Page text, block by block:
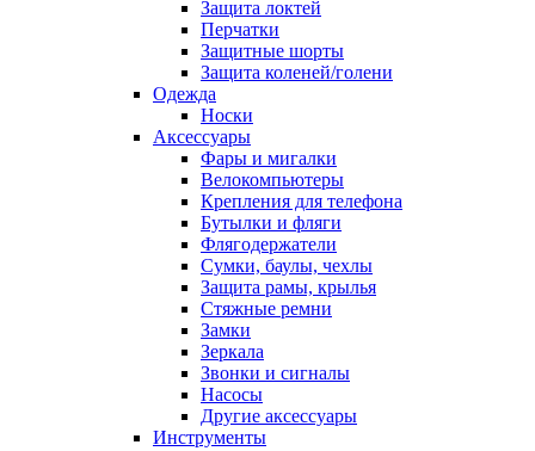
Защита локтей
Перчатки
Защитные шорты
Защита коленей/голени
Одежда
Носки
Аксессуары
Фары и мигалки
Велокомпьютеры
Крепления для телефона
Бутылки и фляги
Флягодержатели
Сумки, баулы, чехлы
Защита рамы, крылья
Стяжные ремни
Замки
Зеркала
Звонки и сигналы
Насосы
Другие аксессуары
Инструменты